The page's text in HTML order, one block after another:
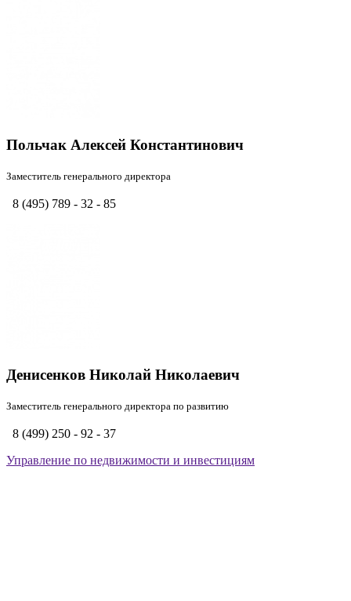
Польчак Алексей Константинович
Заместитель генерального директора
8 (495) 789 - 32 - 85
Денисенков Николай Николаевич
Заместитель генерального директора по развитию
8 (499) 250 - 92 - 37
Управление по недвижимости и инвестициям